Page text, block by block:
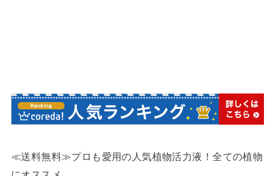
≪送料無料≫プロも愛用の人気植物活力液！全ての植物